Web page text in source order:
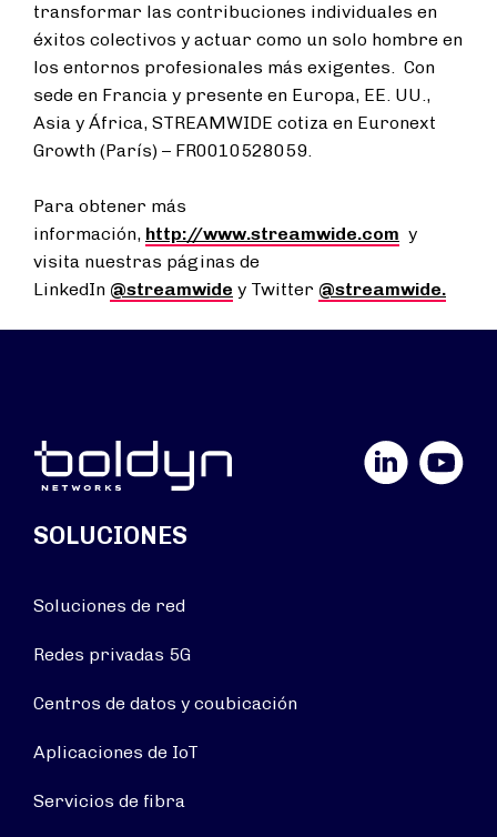
transformar las contribuciones individuales en
éxitos colectivos y actuar como un solo hombre en
los entornos profesionales más exigentes. Con
sede en Francia y presente en Europa, EE. UU.,
Asia y África, STREAMWIDE cotiza en Euronext
Growth (París) – FR0010528059.
Para obtener más
información, http://www.streamwide.com y
visita nuestras páginas de
LinkedIn @streamwide y Twitter @streamwide.
YouTube
SOLUCIONES
Soluciones de red
Redes privadas 5G
Centros de datos y coubicación
Aplicaciones de IoT
Servicios de fibra